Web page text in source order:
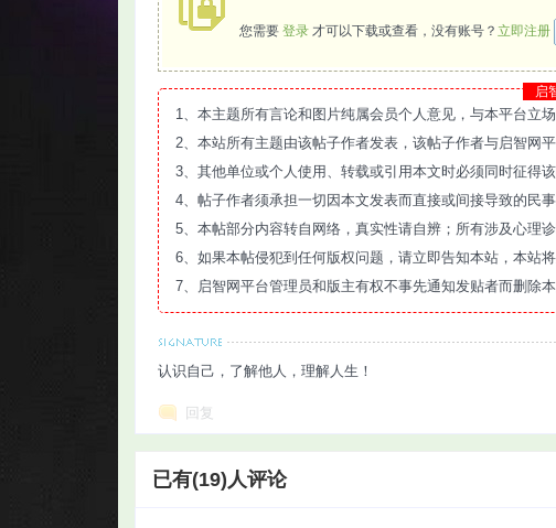
您需要 登录 才可以下载或查看，没有账号？ 立即注册
启
1、本主题所有言论和图片纯属会员个人意见，与本平台立场
2、本站所有主题由该帖子作者发表，该帖子作者与启智网
3、其他单位或个人使用、转载或引用本文时必须同时征得
4、帖子作者须承担一切因本文发表而直接或间接导致的民
5、本帖部分内容转自网络，真实性请自辨；所有涉及心理
6、如果本帖侵犯到任何版权问题，请立即告知本站，本站
7、启智网平台管理员和版主有权不事先通知发贴者而删除本
认识自己，了解他人，理解人生！
回复
已有(19)人评论